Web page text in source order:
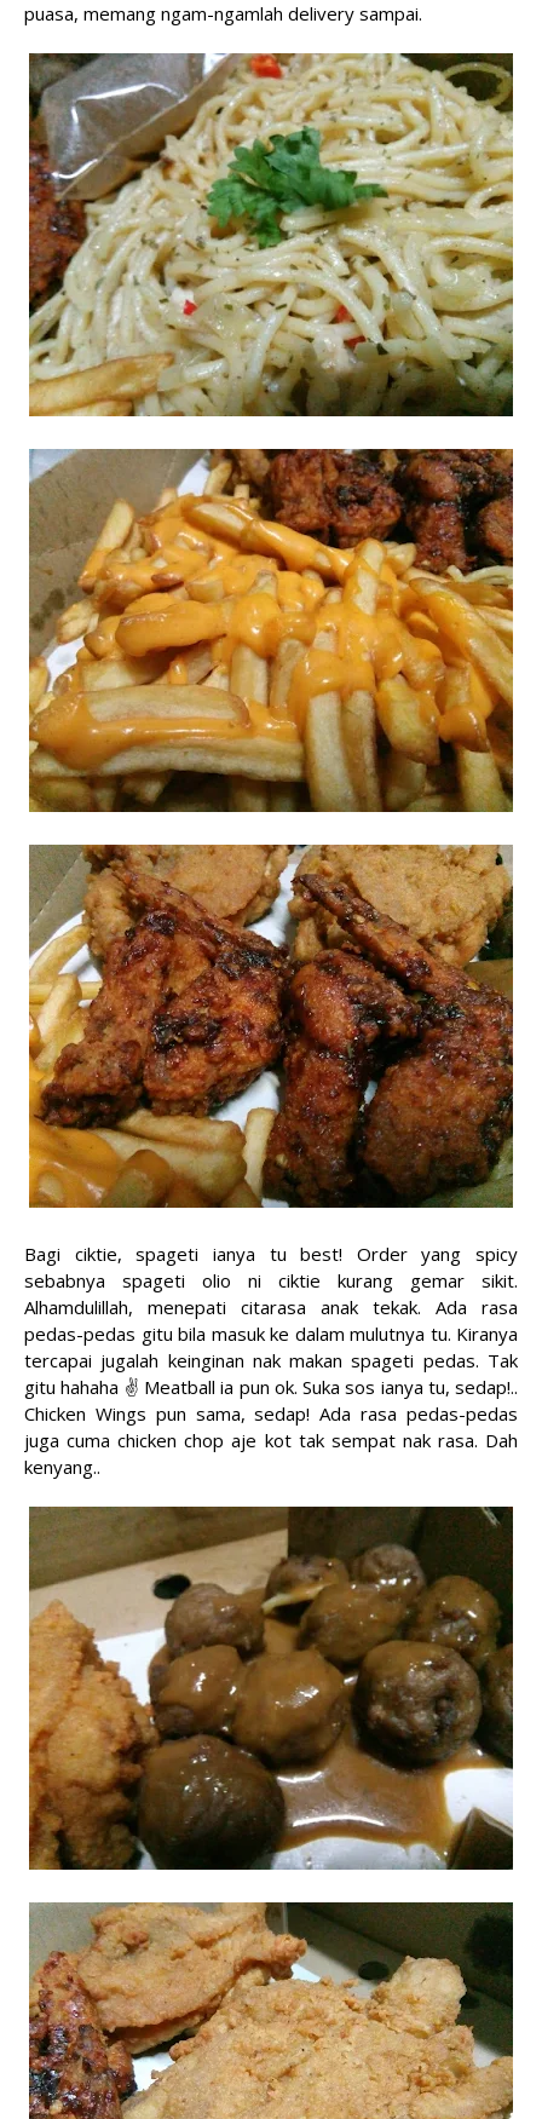
puasa, memang ngam-ngamlah delivery sampai.
Bagi ciktie, spageti ianya tu best! Order yang spicy
sebabnya spageti olio ni ciktie kurang gemar sikit.
Alhamdulillah, menepati citarasa anak tekak. Ada rasa
pedas-pedas gitu bila masuk ke dalam mulutnya tu. Kiranya
tercapai jugalah keinginan nak makan spageti pedas. Tak
gitu hahaha ✌️ Meatball ia pun ok. Suka sos ianya tu, sedap!..
Chicken Wings pun sama, sedap! Ada rasa pedas-pedas
juga cuma chicken chop aje kot tak sempat nak rasa. Dah
kenyang..